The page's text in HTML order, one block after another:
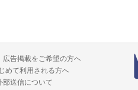
広告掲載をご希望の方へ
めて利用される方へ
部送信について